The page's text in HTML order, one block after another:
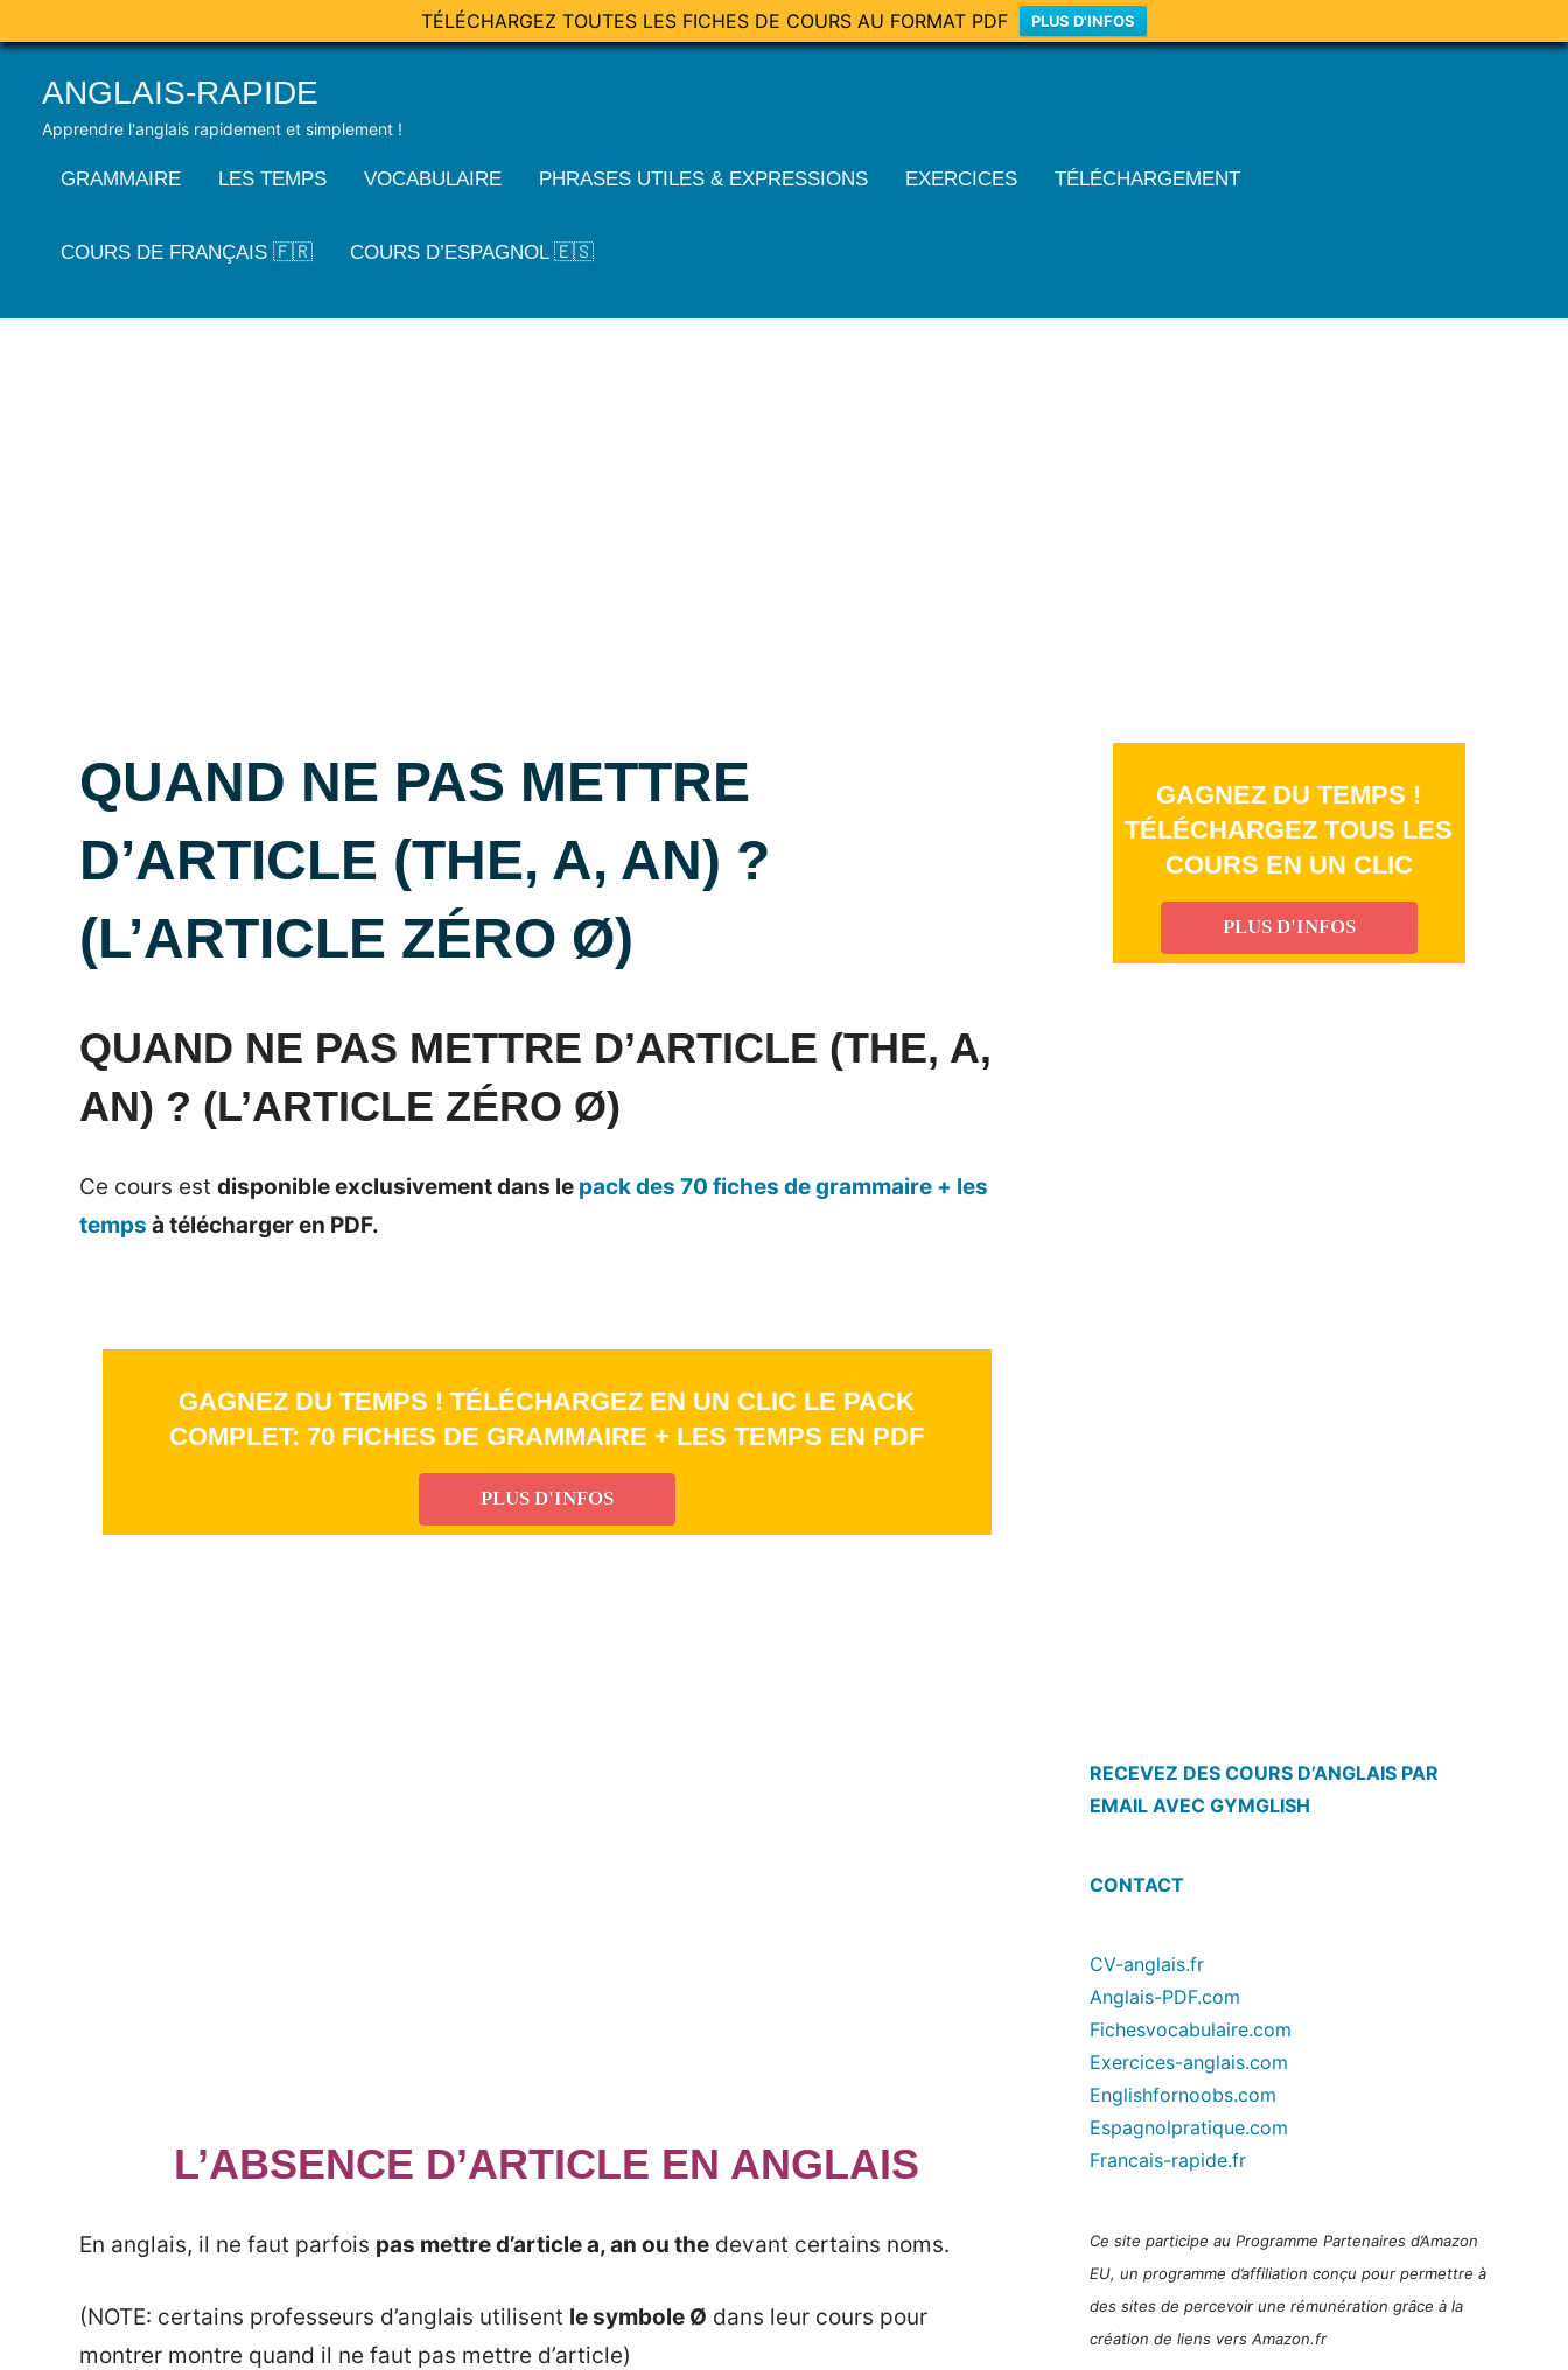
TÉLÉCHARGEZ TOUTES LES FICHES DE COURS AU FORMAT PDF PLUS D'INFOS
Skip
content
ANGLAIS-RAPIDE
Apprendre l'anglais rapidement et simplement !
GRAMMAIRE LES TEMPS VOCABULAIRE PHRASES UTILES & EXPRESSIONS EXERCICES TÉLÉCHARGEMENT
COURS DE FRANÇAIS 🇫🇷 COURS D’ESPAGNOL 🇪🇸
QUAND NE PAS METTRE
D’ARTICLE (THE, A, AN) ?
(L’ARTICLE ZÉRO Ø)
on
1
juin
Mat
Grammaire
anglaise
QUAND NE PAS METTRE D’ARTICLE (THE, A,
AN) ? (L’ARTICLE ZÉRO Ø)
Ce cours est disponible exclusivement dans le pack des 70 fiches de grammaire + les
temps à télécharger en PDF.
GAGNEZ DU TEMPS ! TÉLÉCHARGEZ EN UN CLIC LE PACK
COMPLET: 70 FICHES DE GRAMMAIRE + LES TEMPS EN PDF
PLUS D'INFOS
L’ABSENCE D’ARTICLE EN ANGLAIS
En anglais, il ne faut parfois pas mettre d’article a, an ou the devant certains noms.
(NOTE: certains professeurs d’anglais utilisent le symbole Ø dans leur cours pour
montrer montre quand il ne faut pas mettre d’article)
GAGNEZ DU TEMPS !
TÉLÉCHARGEZ TOUS LES
COURS EN UN CLIC
PLUS D'INFOS
RECEVEZ DES COURS D’ANGLAIS PAR
EMAIL AVEC GYMGLISH
CONTACT
CV-anglais.fr
Anglais-PDF.com
Fichesvocabulaire.com
Exercices-anglais.com
Englishfornoobs.com
Espagnolpratique.com
Francais-rapide.fr
Ce site participe au Programme Partenaires d’Amazon
EU, un programme d’affiliation conçu pour permettre à
des sites de percevoir une rémunération grâce à la
création de liens vers Amazon.fr